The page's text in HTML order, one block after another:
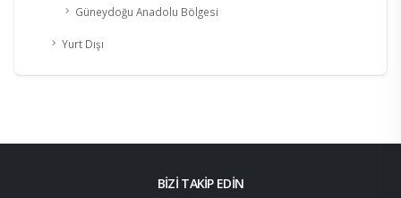
Güneydoğu Anadolu Bölgesi
Yurt Dışı
BİZİ TAKİP EDİN